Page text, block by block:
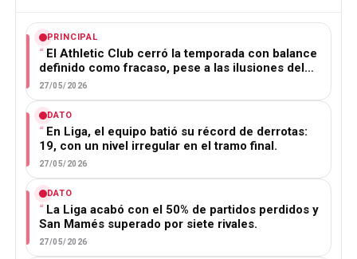
PRINCIPAL
El Athletic Club cerró la temporada con balance
definido como fracaso, pese a las ilusiones del…
27/05/2026
DATO
En Liga, el equipo batió su récord de derrotas:
19, con un nivel irregular en el tramo final.
27/05/2026
DATO
La Liga acabó con el 50% de partidos perdidos y
San Mamés superado por siete rivales.
27/05/2026